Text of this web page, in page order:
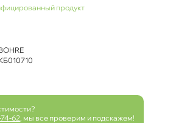
продукт
62 , мы все проверим и подскажем!